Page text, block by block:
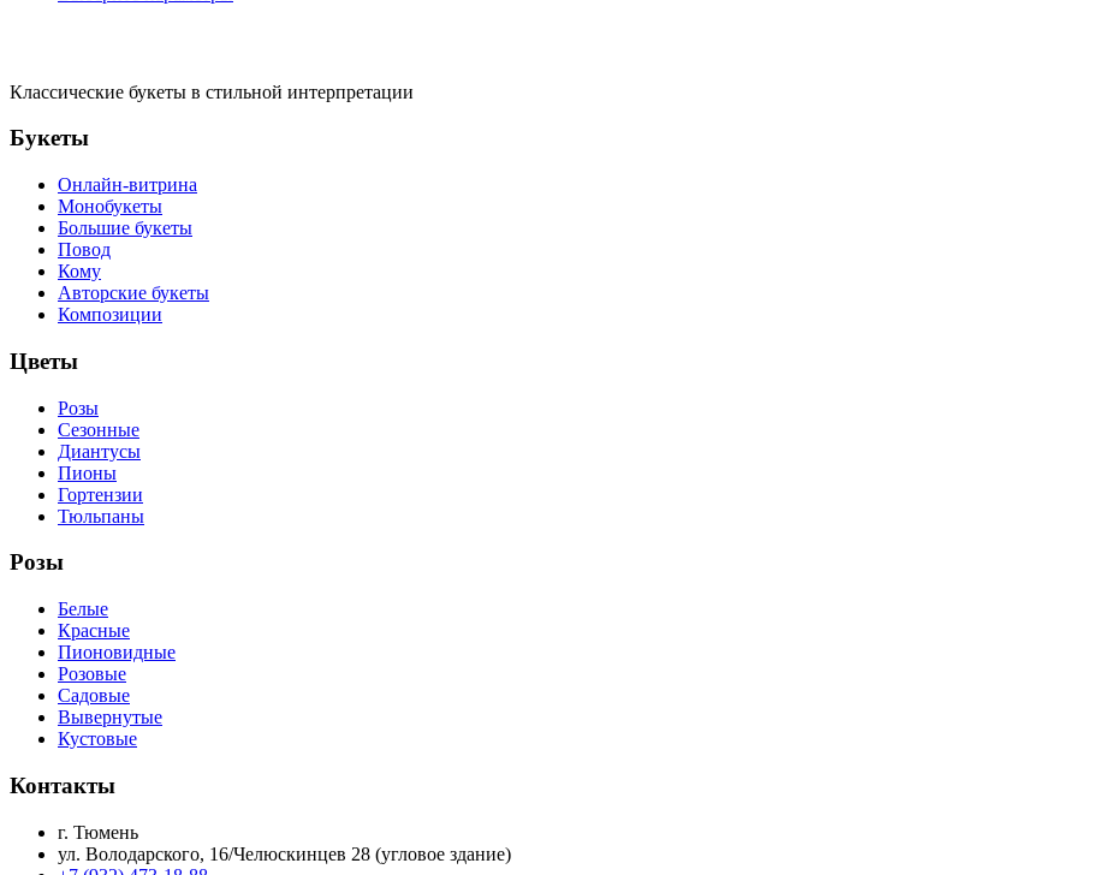
Классические букеты в стильной интерпретации
Букеты
Онлайн-витрина
Монобукеты
Большие букеты
Повод
Кому
Авторские букеты
Композиции
Цветы
Розы
Сезонные
Диантусы
Пионы
Гортензии
Тюльпаны
Розы
Белые
Красные
Пионовидные
Розовые
Садовые
Вывернутые
Кустовые
Контакты
г. Тюмень
ул. Володарского, 16/Челюскинцев 28 (угловое здание)